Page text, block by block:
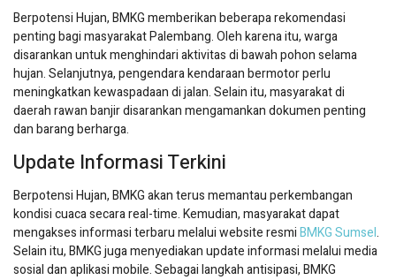
Berpotensi Hujan, BMKG memberikan beberapa rekomendasi
penting bagi masyarakat Palembang. Oleh karena itu, warga
disarankan untuk menghindari aktivitas di bawah pohon selama
hujan. Selanjutnya, pengendara kendaraan bermotor perlu
meningkatkan kewaspadaan di jalan. Selain itu, masyarakat di
daerah rawan banjir disarankan mengamankan dokumen penting
dan barang berharga.
Update Informasi Terkini
Berpotensi Hujan, BMKG akan terus memantau perkembangan
kondisi cuaca secara real-time. Kemudian, masyarakat dapat
mengakses informasi terbaru melalui website resmiBMKG Sumsel.
Selain itu, BMKG juga menyediakan update informasi melalui media
sosial dan aplikasi mobile. Sebagai langkah antisipasi, BMKG